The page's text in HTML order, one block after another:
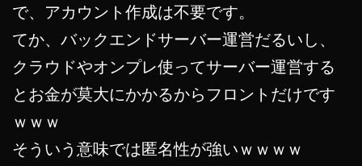
で、アカウント作成は不要です。
てか、バックエンドサーバー運営だるいし、
クラウドやオンプレ使ってサーバー運営する
とお金が莫大にかかるからフロントだけです
ｗｗｗ
そういう意味では匿名性が強いｗｗｗｗ